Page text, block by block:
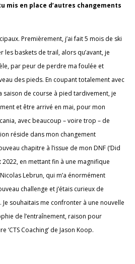
mis en place d’autres changements
Premièrement, j’ai fait 5 mois de ski
les baskets de trail, alors qu’avant, je
par peur de perdre ma foulée et
des pieds. En coupant totalement avec
saison de course à pied tardivement, je
et être arrivé en mai, pour mon
avec beaucoup – voire trop – de
réside dans mon changement
chapitre à l’issue de mon DNF (‘Did
2022, en mettant fin à une magnifique
Lebrun, qui m’a énormément
challenge et j’étais curieux de
Je souhaitais me confronter à une nouvelle
de l’entraînement, raison pour
‘CTS Coaching’ de Jason Koop.